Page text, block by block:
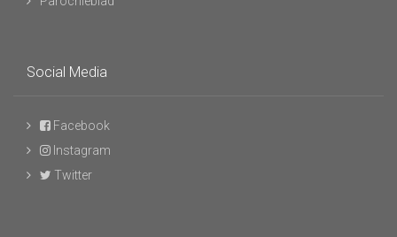
Social Media
Facebook
Instagram
Twitter